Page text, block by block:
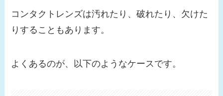
コンタクトレンズは汚れたり、破れたり、欠けた
りすることもあります。
よくあるのが、以下のようなケースです。